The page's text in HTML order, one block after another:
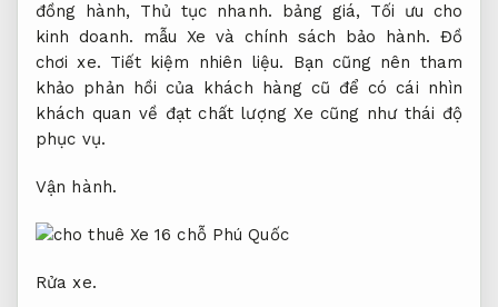
đồng hành, Thủ tục nhanh. bảng giá, Tối ưu cho
kinh doanh. mẫu Xe và chính sách bảo hành. Đồ
chơi xe. Tiết kiệm nhiên liệu. Bạn cũng nên tham
khảo phản hồi của khách hàng cũ để có cái nhìn
khách quan về đạt chất lượng Xe cũng như thái độ
phục vụ.
Vận hành.
Rửa xe.